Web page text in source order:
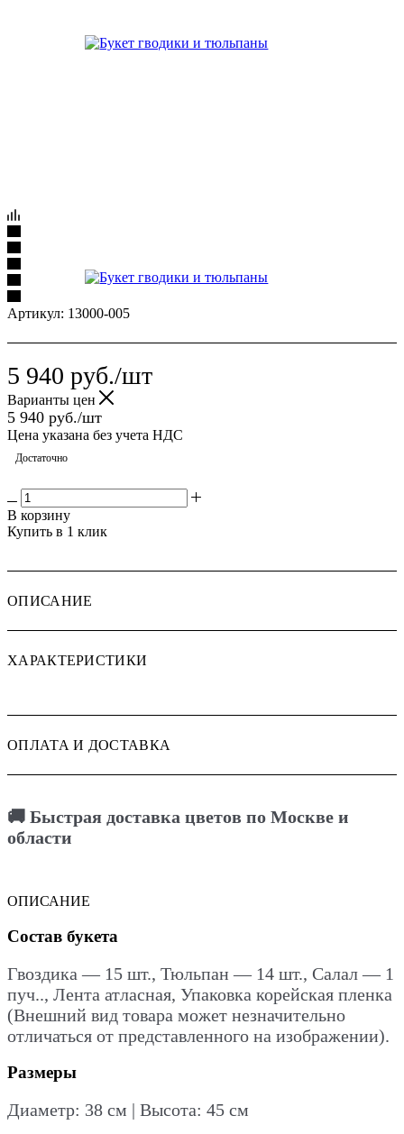
Артикул: 13000-005
5 940 руб./шт
Варианты цен
5 940 руб./шт
Цена указана без учета НДС
Достаточно
В корзину
Купить в 1 клик
ОПИСАНИЕ
ХАРАКТЕРИСТИКИ
ОПЛАТА И ДОСТАВКА
🚚 Быстрая доставка цветов по Москве и
области
ОПИСАНИЕ
Состав букета
Гвоздика — 15 шт., Тюльпан — 14 шт., Салал — 1
пуч.., Лента атласная, Упаковка корейская пленка
(Внешний вид товара может незначительно
отличаться от представленного на изображении).
Размеры
Диаметр: 38 см | Высота: 45 см